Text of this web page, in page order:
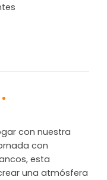
con nuestra
con
esta
una atmósfera